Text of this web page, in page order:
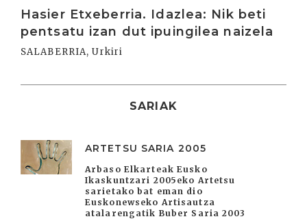
Hasier Etxeberria. Idazlea: Nik beti
pentsatu izan dut ipuingilea naizela
SALABERRIA, Urkiri
SARIAK
ARTETSU SARIA 2005
Arbaso Elkarteak Eusko
Ikaskuntzari 2005eko Artetsu
sarietako bat eman dio
Euskonewseko Artisautza
atalarengatik Buber Saria 2003